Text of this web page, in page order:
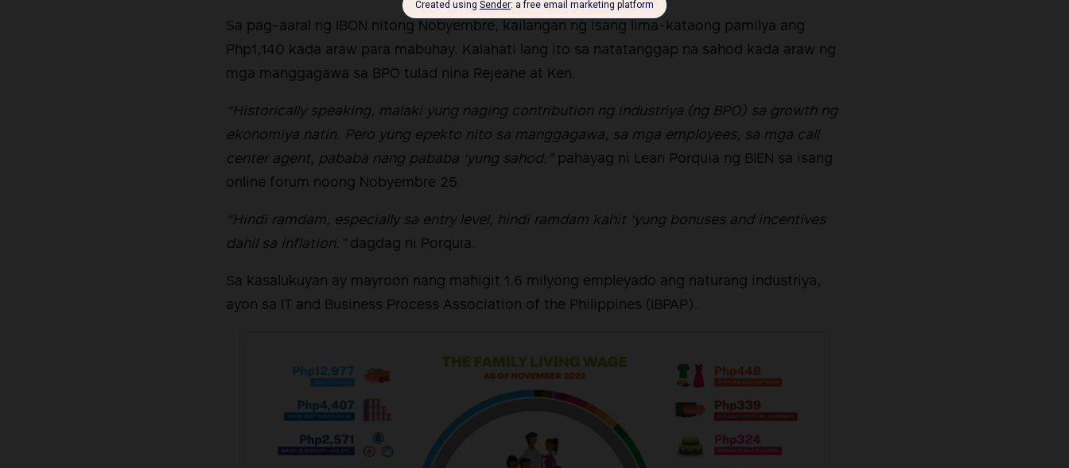
Sa pag-aaral ng IBON nitong Nobyembre, kailangan ng isang lima-kataong pamilya ang
Php1,140 kada araw para mabuhay. Kalahati lang ito sa natatanggap na sahod kada araw ng
mga manggagawa sa BPO tulad nina Rejeane at Ken.
“Historically speaking, malaki yung naging contribution ng industriya (ng BPO) sa growth ng
ekonomiya natin. Pero yung epekto nito sa manggagawa, sa mga employees, sa mga call
center agent, pababa nang pababa ‘yung sahod.” pahayag ni Lean Porquia ng BIEN sa isang
online forum noong Nobyembre 25.
“Hindi ramdam, especially sa entry level, hindi ramdam kahit ‘yung bonuses and incentives
dahil sa inflation.” dagdag ni Porquia.
Sa kasalukuyan ay mayroon nang mahigit 1.6 milyong empleyado ang naturang industriya,
ayon sa IT and Business Process Association of the Philippines (IBPAP).